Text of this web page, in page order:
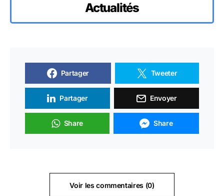
Actualités
Partager Tweeter
Partager Envoyer
Share Share
Voir les commentaires (0)